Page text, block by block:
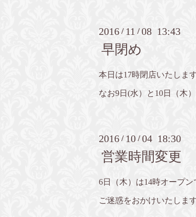
2016 / 11 /08 13:43
早閉め
本日は17時閉店いたします
なお9日(水）と10日（木
2016 / 10 /04 18:30
営業時間変更
6日（木）は14時オープン
ご迷惑をおかけいたしま